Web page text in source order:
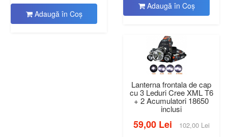
Adaugă în Coş
Adaugă în Coş
Lanterna frontala de cap
cu 3 Leduri Cree XML T6
+ 2 Acumulatori 18650
inclusi
59,00 Lei 102,00 Lei